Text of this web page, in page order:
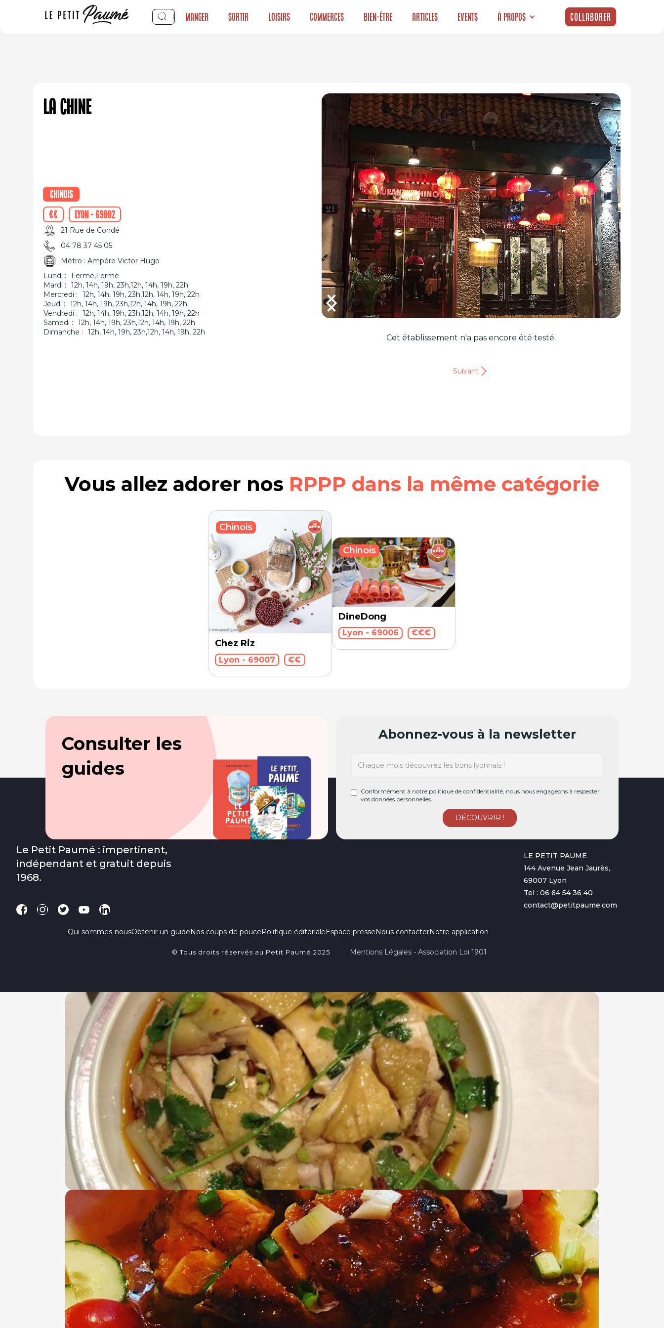
Manger Sortir Loisirs Commerces Bien-être Articles Events À propos Collaborer
La Chine
Chinois
€€
Lyon - 69002
21 Rue de Condé
04 78 37 45 05
Métro : Ampère Victor Hugo
Lundi :
Fermé,Fermé
Mardi :
12h, 14h, 19h, 23h,12h, 14h, 19h, 22h
Mercredi :
12h, 14h, 19h, 23h,12h, 14h, 19h, 22h
Jeudi :
12h, 14h, 19h, 23h,12h, 14h, 19h, 22h
Vendredi :
12h, 14h, 19h, 23h,12h, 14h, 19h, 22h
Samedi :
12h, 14h, 19h, 23h,12h, 14h, 19h, 22h
Dimanche :
12h, 14h, 19h, 23h,12h, 14h, 19h, 22h
Cet établissement n'a pas encore été testé.
Suivant
Vous allez adorer nos RPPP dans la même catégorie
Chez Riz
Lyon - 69007 €€
Chinois
DineDong
Lyon - 69006 €€€
Chinois
Consulter les
guides
Abonnez-vous à la newsletter
Conformément à notre politique de confidentialité, nous nous engageons à respecter
vos données personnelles.
Le Petit Paumé : impertinent,
indépendant et gratuit depuis
1968.
Qui sommes-nousObtenir un guideNos coups de poucePolitique éditorialeEspace presseNous contacterNotre application
LE PETIT PAUME
144 Avenue Jean Jaurès,
69007 Lyon
Tel : 06 64 54 36 40
contact@petitpaume.com
© Tous droits réservés au Petit Paumé 2025 Mentions Légales - Association Loi 1901